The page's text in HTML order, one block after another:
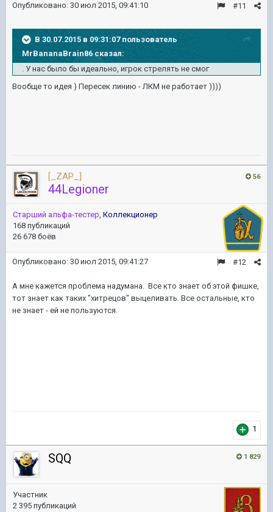
#11
Опубликовано: 30 июл 2015, 09:41:10
В 30.07.2015 в 09:31:07 пользователь
MrBananaBrain86 сказал:
. У нас было бы идеально, игрок стрелять не смог
Вообще то идея ) Пересек линию - ЛКМ не работает ))))
56
[_ZAP_]
44Legioner
Старший альфа-тестер, Коллекционер
168 публикаций
26 678 боёв
#12
Опубликовано: 30 июл 2015, 09:41:27
А мне кажется проблема надумана. Все кто знает об этой фишке,
тот знает как таких "хитрецов" выцеливать. Все остальные, кто
не знает - ей не пользуются.
1
1 829
SQQ
Участник
2 395 публикаций